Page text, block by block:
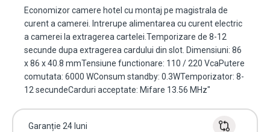
Economizor camere hotel cu montaj pe magistrala de
curent a camerei. Intrerupe alimentarea cu curent electric
a camerei la extragerea cartelei.Temporizare de 8-12
secunde dupa extragerea cardului din slot. Dimensiuni: 86
x 86 x 40.8 mmTensiune functionare: 110 / 220 VcaPutere
comutata: 6000 WConsum standby: 0.3WTemporizator: 8-
12 secundeCarduri acceptate: Mifare 13.56 MHz"
Garanție 24 luni